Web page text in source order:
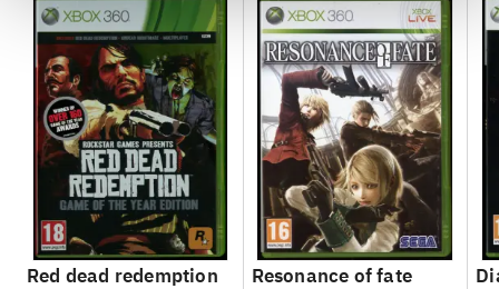
Red dead redemption Resonance of fate